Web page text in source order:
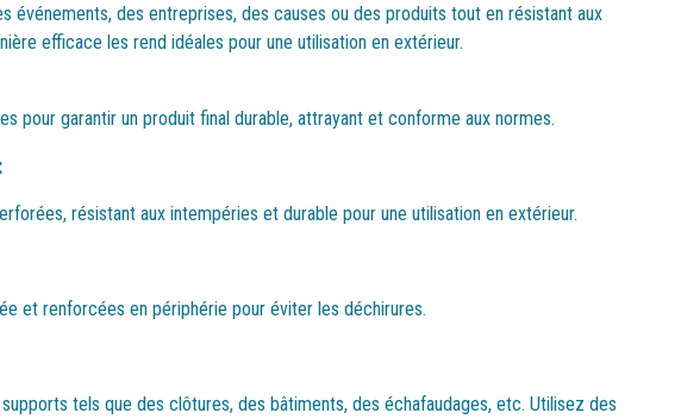
des entreprises, des causes ou des produits tout en résistant aux
efficace les rend idéales pour une utilisation en extérieur.
garantir un produit final durable, attrayant et conforme aux normes.
résistant aux intempéries et durable pour une utilisation en extérieur.
et renforcées en périphérie pour éviter les déchirures.
tels que des clôtures, des bâtiments, des échafaudages, etc. Utilisez des